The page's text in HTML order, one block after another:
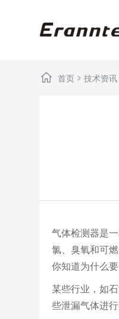
首页 >技术资讯
气体检测器是
氯、臭氧和可
你知道为什么
某些行业，如
些泄漏气体进